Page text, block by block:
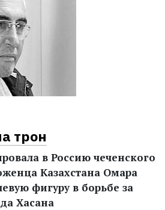
трон
в Россию чеченского
Казахстана Омара
фигуру в борьбе за
Хасана